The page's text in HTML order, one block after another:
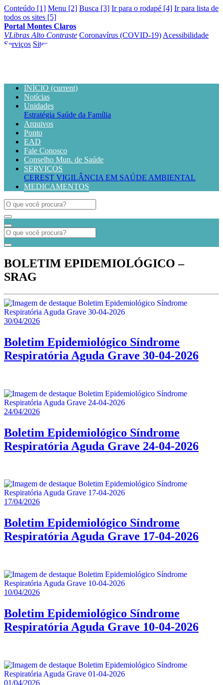
Conteúdo [1] Menu [2] Busca [3] Ir para o rodapé [4] Ir para lista de
todos os sites [5]
Portal Montes Claros
VLibras Alto Contraste Coronavírus (COVID-19) Acessibilidade
Serviços Sites
INÍCIO (current)
Notícias
Unidades
Estratégia Saúde da Família
Arquivos
Ponto
EAD
Fale Conosco
Conselho Mun. de Saúde
SERVIÇOS
CEREST VIGILÂNCIA EM SAÚDE AMBIENTAL
MEDICAMENTOS
BOLETIM EPIDEMIOLÓGICO –
SRAG
30/04/2026
Boletim Epidemiológico Síndrome
Respiratória Aguda Grave 30-04-2026
24/04/2026
Boletim Epidemiológico Síndrome
Respiratória Aguda Grave 24-04-2026
17/04/2026
Boletim Epidemiológico Síndrome
Respiratória Aguda Grave 17-04-2026
10/04/2026
Boletim Epidemiológico Síndrome
Respiratória Aguda Grave 10-04-2026
01/04/2026